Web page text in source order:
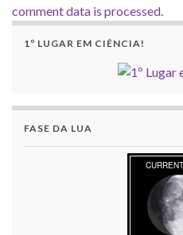
comment data is processed.
1º LUGAR EM CIÊNCIA!
FASE DA LUA